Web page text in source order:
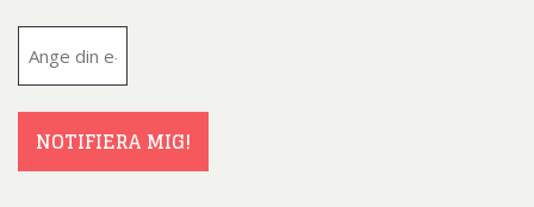
NOTIFIERA MIG!